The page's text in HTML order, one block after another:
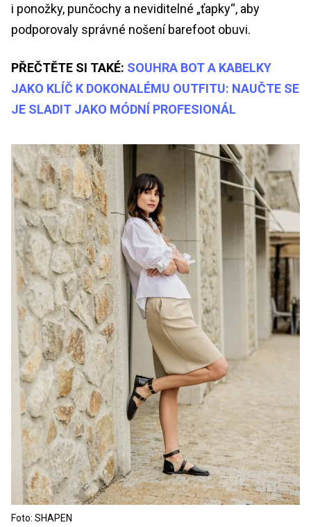
i ponožky, punčochy a neviditelné „ťapky“, aby
podporovaly správné nošení barefoot obuvi.
PŘEČTĚTE SI TAKÉ: SOUHRA BOT A KABELKY
JAKO KLÍČ K DOKONALÉMU OUTFITU: NAUČTE SE
JE SLADIT JAKO MÓDNÍ PROFESIONÁL
Foto: SHAPEN